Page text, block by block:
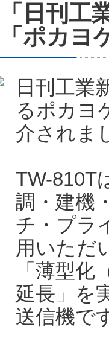
「日刊工
「ポカヨ
日刊工業
るポカヨ
介されま
TW-810T
調・建機
チ・プラ
用いただ
「薄型
延長」を
送信機で